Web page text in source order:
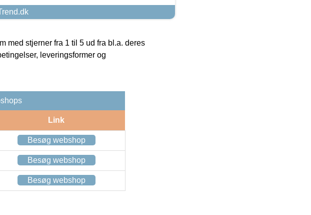
med stjerner fra 1 til 5 ud fra bl.a. deres
leveringsformer og
Link
Besøg webshop
Besøg webshop
Besøg webshop